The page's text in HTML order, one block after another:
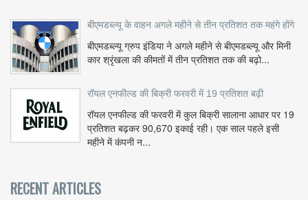
बीएमडब्ल्यू के वाहन अगले महीने से तीन प्रतिशत तक महंगे होंगे
बीएमडब्ल्यू ग्रुप इंडिया ने अगले महीने से बीएमडब्ल्यू और मिनी
कार श्रृंखला की कीमतों में तीन प्रतिशत तक की बढ़ो...
रॉयल एनफील्ड की बिक्री फरवरी में 19 प्रतिशत बढ़ी
रॉयल एनफील्ड की फरवरी में कुल बिक्री सालाना आधार पर 19
प्रतिशत बढ़कर 90,670 इकाई रही। एक साल पहले इसी
महीने में कंपनी न...
RECENT ARTICLES